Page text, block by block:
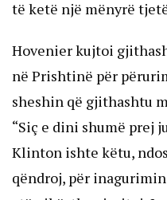
të ketë një mënyrë
Hovenier kujtoi
në Prishtinë për
sheshin që gjithashtu
“Siç e dini shumë prej
Klinton ishte këtu,
qëndroj, për